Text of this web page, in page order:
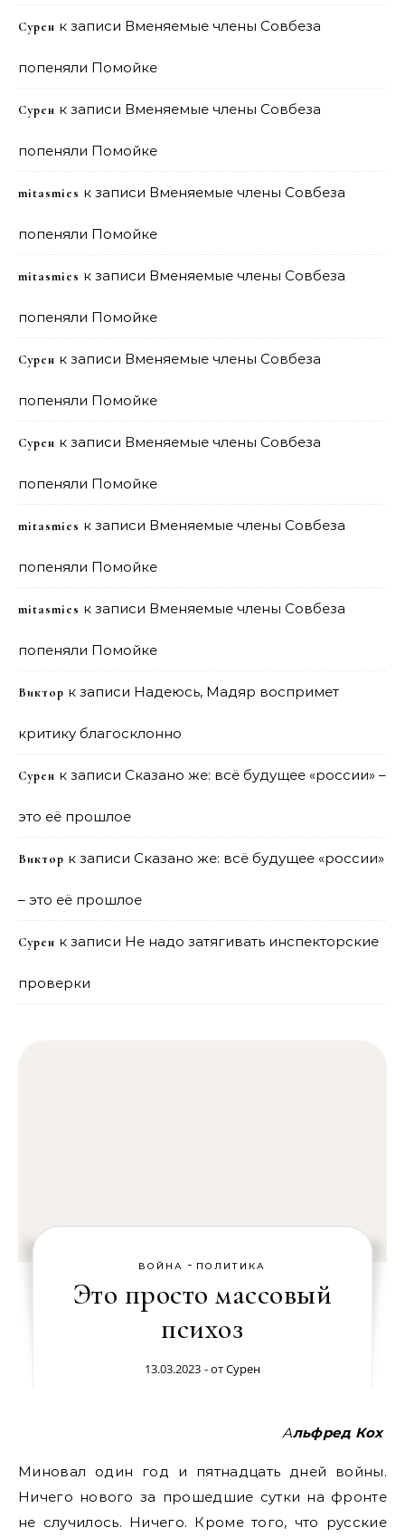
Сурен к записи Вменяемые члены Совбеза
попеняли Помойке
Сурен к записи Вменяемые члены Совбеза
попеняли Помойке
mitasmies к записи Вменяемые члены Совбеза
попеняли Помойке
mitasmies к записи Вменяемые члены Совбеза
попеняли Помойке
Сурен к записи Вменяемые члены Совбеза
попеняли Помойке
Сурен к записи Вменяемые члены Совбеза
попеняли Помойке
mitasmies к записи Вменяемые члены Совбеза
попеняли Помойке
mitasmies к записи Вменяемые члены Совбеза
попеняли Помойке
Виктор к записи Надеюсь, Мадяр воспримет
критику благосклонно
Сурен к записи Сказано же: всё будущее «россии» –
это её прошлое
Виктор к записи Сказано же: всё будущее «россии»
– это её прошлое
Сурен к записи Не надо затягивать инспекторские
проверки
ВОЙНА - ПОЛИТИКА
Это просто массовый
психоз
13.03.2023 - отСурен
Альфред Кох
Миновал один год и пятнадцать дней войны.
Ничего нового за прошедшие сутки на фронте
не случилось. Ничего. Кроме того, что русские